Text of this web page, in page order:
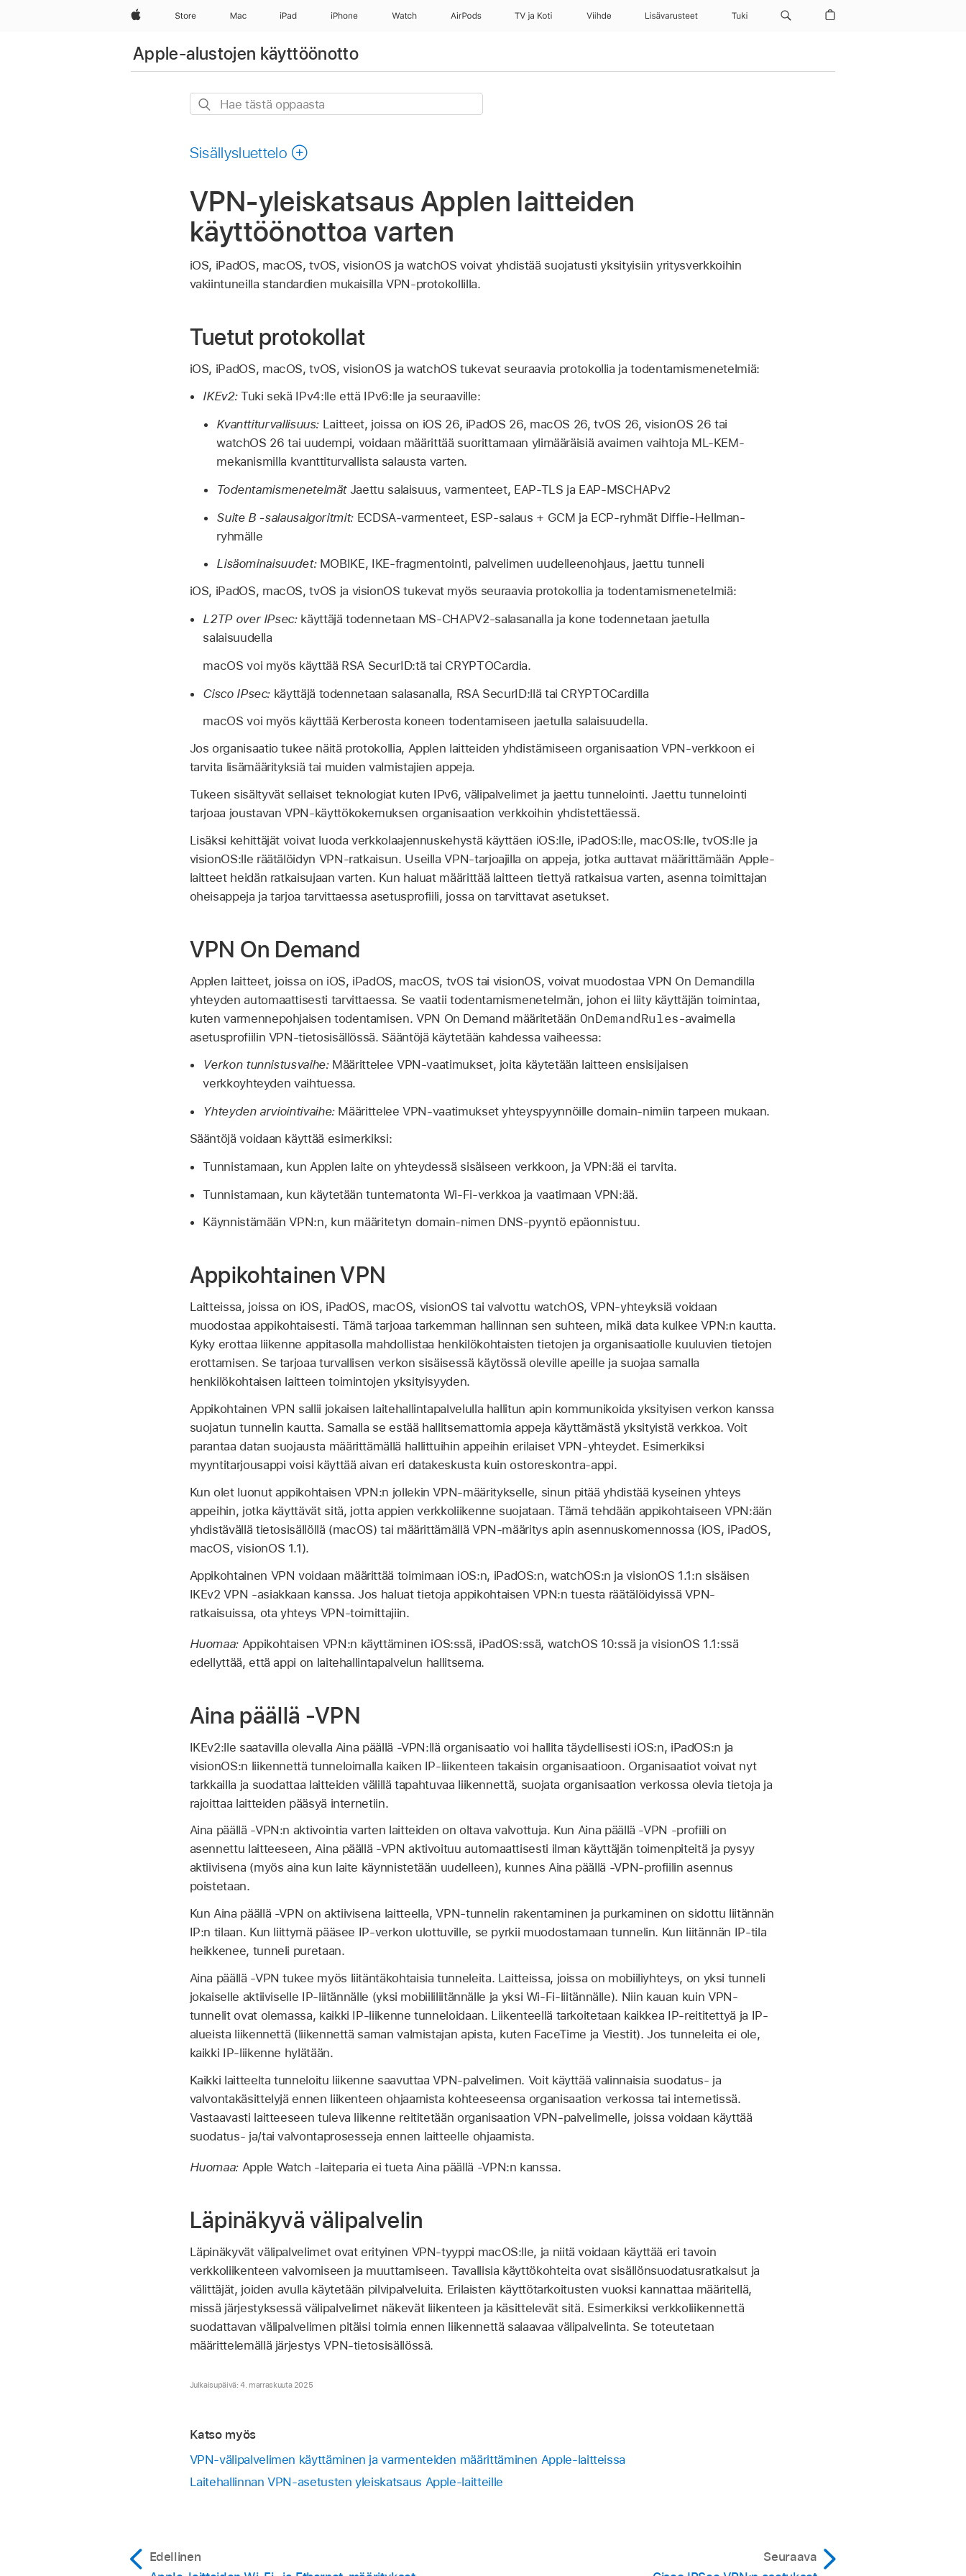
Apple Store Mac iPad iPhone Watch AirPods TV ja Koti Viihde Lisävarusteet Tuki
Apple-alustojen käyttöönotto
Hae
Sisällysluettelo
VPN-yleiskatsaus Applen laitteiden
käyttöönottoa varten
iOS, iPadOS, macOS, tvOS, visionOS ja watchOS voivat yhdistää suojatusti yksityisiin yritysverkkoihin
vakiintuneilla standardien mukaisilla VPN-protokollilla.
Tuetut protokollat
iOS, iPadOS, macOS, tvOS, visionOS ja watchOS tukevat seuraavia protokollia ja todentamismenetelmiä:
IKEv2:Tuki sekä IPv4:lle että IPv6:lle ja seuraaville:
Kvanttiturvallisuus: Laitteet, joissa on iOS 26, iPadOS 26, macOS 26,tvOS 26,visionOS 26 tai
watchOS 26 tai uudempi, voidaan määrittää suorittamaan ylimääräisiä avaimen vaihtoja ML-KEM-
mekanismilla kvanttiturvallista salausta varten.
TodentamismenetelmätJaettu salaisuus, varmenteet, EAP-TLS ja EAP-MSCHAPv2
Suite B ‑salausalgoritmit:ECDSA-varmenteet, ESP-salaus + GCM ja ECP-ryhmät Diffie-Hellman-
ryhmälle
Lisäominaisuudet:MOBIKE, IKE-fragmentointi, palvelimen uudelleenohjaus, jaettu tunneli
iOS, iPadOS, macOS, tvOS ja visionOS tukevat myös seuraavia protokollia ja todentamismenetelmiä:
L2TP over IPsec:käyttäjä todennetaan MS-CHAPV2-salasanalla ja kone todennetaan jaetulla
salaisuudella
macOS voi myös käyttää RSA SecurID:tä tai CRYPTOCardia.
Cisco IPsec: käyttäjä todennetaan salasanalla, RSA SecurID:llä tai CRYPTOCardilla
macOS voi myös käyttää Kerberosta koneen todentamiseen jaetulla salaisuudella.
Jos organisaatio tukee näitä protokollia, Applen laitteiden yhdistämiseen organisaation VPN-verkkoon ei
tarvita lisämäärityksiä tai muiden valmistajien appeja.
Tukeen sisältyvät sellaiset teknologiat kuten IPv6, välipalvelimet ja jaettu tunnelointi. Jaettu tunnelointi
tarjoaa joustavan VPN-käyttökokemuksen organisaation verkkoihin yhdistettäessä.
Lisäksi kehittäjät voivat luoda verkkolaajennuskehystä käyttäen iOS:lle, iPadOS:lle, macOS:lle, tvOS:lle ja
visionOS:lle räätälöidyn VPN-ratkaisun. Useilla VPN-tarjoajilla on appeja, jotka auttavat määrittämään Apple-
laitteet heidän ratkaisujaan varten. Kun haluat määrittää laitteen tiettyä ratkaisua varten, asenna toimittajan
oheisappeja ja tarjoa tarvittaessa asetusprofiili, jossa on tarvittavat asetukset.
VPN On Demand
Applen laitteet, joissa on iOS, iPadOS, macOS, tvOS tai visionOS, voivat muodostaa VPN On Demandilla
yhteyden automaattisesti tarvittaessa. Se vaatii todentamismenetelmän, johon ei liity käyttäjän toimintaa,
kuten varmennepohjaisen todentamisen. VPN On Demand määritetään OnDemandRules-avaimella
asetusprofiilin VPN-tietosisällössä. Sääntöjä käytetään kahdessa vaiheessa:
Verkon tunnistusvaihe:Määrittelee VPN-vaatimukset, joita käytetään laitteen ensisijaisen
verkkoyhteyden vaihtuessa.
Yhteyden arviointivaihe:Määrittelee VPN-vaatimukset yhteyspyynnöille domain-nimiin tarpeen mukaan.
Sääntöjä voidaan käyttää esimerkiksi:
Tunnistamaan, kun Applen laite on yhteydessä sisäiseen verkkoon, ja VPN:ää ei tarvita.
Tunnistamaan, kun käytetään tuntematonta Wi-Fi-verkkoa ja vaatimaan VPN:ää.
Käynnistämään VPN:n, kun määritetyn domain-nimen DNS-pyyntö epäonnistuu.
Appikohtainen VPN
Laitteissa, joissa on iOS, iPadOS, macOS, visionOS tai valvottu watchOS, VPN-yhteyksiä voidaan
muodostaa appikohtaisesti. Tämä tarjoaa tarkemman hallinnan sen suhteen, mikä data kulkee VPN:n kautta.
Kyky erottaa liikenne appitasolla mahdollistaa henkilökohtaisten tietojen ja organisaatiolle kuuluvien tietojen
erottamisen. Se tarjoaa turvallisen verkon sisäisessä käytössä oleville apeille ja suojaa samalla
henkilökohtaisen laitteen toimintojen yksityisyyden.
Appikohtainen VPN sallii jokaisen laitehallintapalvelulla hallitun apin kommunikoida yksityisen verkon kanssa
suojatun tunnelin kautta. Samalla se estää hallitsemattomia appeja käyttämästä yksityistä verkkoa. Voit
parantaa datan suojausta määrittämällä hallittuihin appeihin erilaiset VPN-yhteydet. Esimerkiksi
myyntitarjousappi voisi käyttää aivan eri datakeskusta kuin ostoreskontra-appi.
Kun olet luonut appikohtaisen VPN:n jollekin VPN-määritykselle, sinun pitää yhdistää kyseinen yhteys
appeihin, jotka käyttävät sitä, jotta appien verkkoliikenne suojataan. Tämä tehdään appikohtaiseen VPN:ään
yhdistävällä tietosisällöllä (macOS) tai määrittämällä VPN-määritys apin asennuskomennossa (iOS, iPadOS,
macOS,visionOS 1.1).
Appikohtainen VPN voidaan määrittää toimimaan iOS:n, iPadOS:n, watchOS:n javisionOS 1.1:n sisäisen
IKEv2 VPN ‑asiakkaan kanssa. Jos haluat tietoja appikohtaisen VPN:n tuesta räätälöidyissä VPN-
ratkaisuissa, ota yhteys VPN-toimittajiin.
Huomaa: Appikohtaisen VPN:n käyttäminen iOS:ssä, iPadOS:ssä, watchOS 10:ssä javisionOS 1.1:ssä
edellyttää, että appi on laitehallintapalvelun hallitsema.
Aina päällä -VPN
IKEv2:lle saatavilla olevalla Aina päällä ‑VPN:llä organisaatio voi hallita täydellisesti iOS:n, iPadOS:n ja
visionOS:n liikennettä tunneloimalla kaiken IP-liikenteen takaisin organisaatioon. Organisaatiot voivat nyt
tarkkailla ja suodattaa laitteiden välillä tapahtuvaa liikennettä, suojata organisaation verkossa olevia tietoja ja
rajoittaa laitteiden pääsyä internetiin.
Aina päällä -VPN:n aktivointia varten laitteiden on oltava valvottuja. Kun Aina päällä -VPN -profiili on
asennettu laitteeseen, Aina päällä -VPN aktivoituu automaattisesti ilman käyttäjän toimenpiteitä ja pysyy
aktiivisena (myös aina kun laite käynnistetään uudelleen), kunnes Aina päällä -VPN-profiilin asennus
poistetaan.
Kun Aina päällä -VPN on aktiivisena laitteella, VPN-tunnelin rakentaminen ja purkaminen on sidottu liitännän
IP:n tilaan. Kun liittymä pääsee IP-verkon ulottuville, se pyrkii muodostamaan tunnelin. Kun liitännän IP-tila
heikkenee, tunneli puretaan.
Aina päällä -VPN tukee myös liitäntäkohtaisia tunneleita. Laitteissa, joissa on mobiiliyhteys, on yksi tunneli
jokaiselle aktiiviselle IP-liitännälle (yksi mobiililiitännälle ja yksi Wi-Fi-liitännälle). Niin kauan kuin VPN-
tunnelit ovat olemassa, kaikki IP-liikenne tunneloidaan. Liikenteellä tarkoitetaan kaikkea IP-reititettyä ja IP-
alueista liikennettä (liikennettä saman valmistajan apista, kuten FaceTime ja Viestit). Jos tunneleita ei ole,
kaikki IP-liikenne hylätään.
Kaikki laitteelta tunneloitu liikenne saavuttaa VPN-palvelimen. Voit käyttää valinnaisia suodatus- ja
valvontakäsittelyjä ennen liikenteen ohjaamista kohteeseensa organisaation verkossa tai internetissä.
Vastaavasti laitteeseen tuleva liikenne reititetään organisaation VPN-palvelimelle, joissa voidaan käyttää
suodatus- ja/tai valvontaprosesseja ennen laitteelle ohjaamista.
Huomaa: Apple Watch ‑laiteparia ei tueta Aina päällä ‑VPN:n kanssa.
Läpinäkyvä välipalvelin
Läpinäkyvät välipalvelimet ovat erityinen VPN-tyyppi macOS:lle, ja niitä voidaan käyttää eri tavoin
verkkoliikenteen valvomiseen ja muuttamiseen. Tavallisia käyttökohteita ovat sisällönsuodatusratkaisut ja
välittäjät, joiden avulla käytetään pilvipalveluita. Erilaisten käyttötarkoitusten vuoksi kannattaa määritellä,
missä järjestyksessä välipalvelimet näkevät liikenteen ja käsittelevät sitä. Esimerkiksi verkkoliikennettä
suodattavan välipalvelimen pitäisi toimia ennen liikennettä salaavaa välipalvelinta. Se toteutetaan
määrittelemällä järjestys VPN-tietosisällössä.
Julkaisupäivä: 4. marraskuuta 2025
Katso myös
VPN-välipalvelimen käyttäminen ja varmenteiden määrittäminen Apple-laitteissa
Laitehallinnan VPN-asetusten yleiskatsaus Apple-laitteille
Edellinen
Seuraava